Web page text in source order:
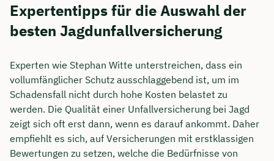
Expertentipps für die Auswahl der
besten Jagdunfallversicherung
Experten wie Stephan Witte unterstreichen, dass ein
vollumfänglicher Schutz ausschlaggebend ist, um im
Schadensfall nicht durch hohe Kosten belastet zu
werden. Die Qualität einer Unfallversicherung bei Jagd
zeigt sich oft erst dann, wenn es darauf ankommt. Daher
empfiehlt es sich, auf Versicherungen mit erstklassigen
Bewertungen zu setzen, welche die Bedürfnisse von